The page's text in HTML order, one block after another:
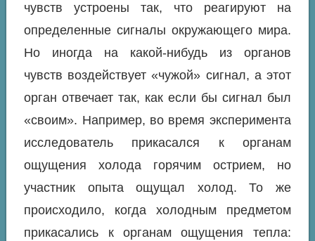
чувств устроены так, что реагируют на
определенные сигналы окружающего мира.
Но иногда на какой-нибудь из органов
чувств воздействует «чужой» сигнал, а этот
орган отвечает так, как если бы сигнал был
«своим». Например, во время эксперимента
исследователь прикасался к органам
ощущения холода горячим острием, но
участник опыта ощущал холод. То же
происходило, когда холодным предметом
прикасались к органам ощущения тепла: